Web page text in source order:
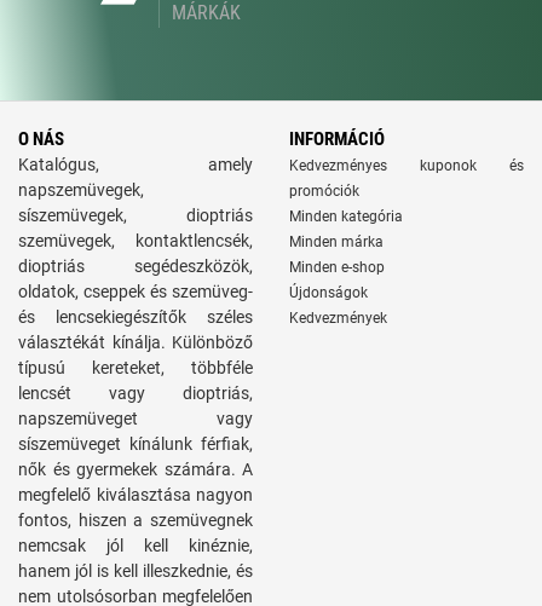
MÁRKÁK
O NÁS
Katalógus, amely
napszemüvegek,
síszemüvegek, dioptriás
szemüvegek, kontaktlencsék,
dioptriás segédeszközök,
oldatok, cseppek és szemüveg-
és lencsekiegészítők széles
választékát kínálja. Különböző
típusú kereteket, többféle
lencsét vagy dioptriás,
napszemüveget vagy
síszemüveget kínálunk férfiak,
nők és gyermekek számára. A
megfelelő kiválasztása nagyon
fontos, hiszen a szemüvegnek
nemcsak jól kell kinéznie,
hanem jól is kell illeszkednie, és
nem utolsósorban megfelelően
INFORMÁCIÓ
Kedvezményes kuponok és
promóciók
Minden kategória
Minden márka
Minden e-shop
Újdonságok
Kedvezmények